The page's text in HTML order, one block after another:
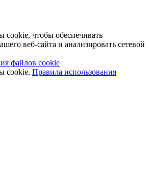
чтобы обеспечивать
веб-сайта и анализировать сетевой
файлов cookie
cookie. Правила использования